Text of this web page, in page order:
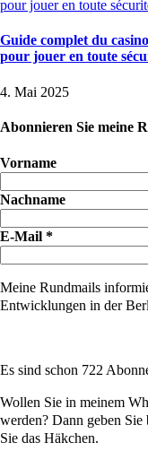
Guide complet du
pour jouer en toute
4. Mai 2025
Abonnieren Sie meine
Vorname
Nachname
E-Mail *
Meine Rundmails
Entwicklungen in der
Es sind schon 722
Wollen Sie in meinem
werden? Dann geben
Sie das Häkchen.